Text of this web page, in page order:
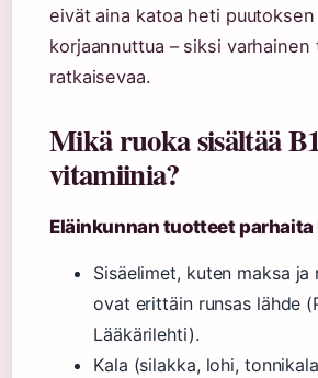
eivät aina katoa heti puutoksen
korjaannuttua – siksi
ratkaisevaa.
Mikä ruoka sisältää
vitamiinia?
Eläinkunnan tuotteet
Sisäelimet, kuten maksa ja
ovat erittäin runsas lähde
Lääkärilehti).
Kala (silakka, lohi,